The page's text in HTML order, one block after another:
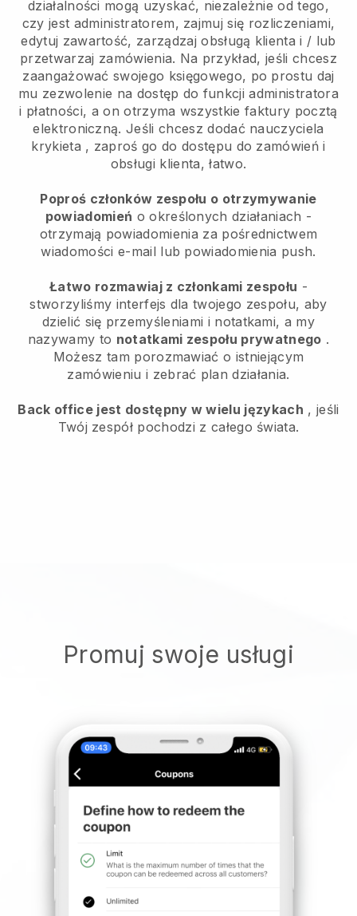
działalności mogą uzyskać, niezależnie od tego,
czy jest administratorem, zajmuj się rozliczeniami,
edytuj zawartość, zarządzaj obsługą klienta i / lub
przetwarzaj zamówienia. Na przykład, jeśli chcesz
zaangażować swojego księgowego, po prostu daj
mu zezwolenie na dostęp do funkcji administratora
i płatności, a on otrzyma wszystkie faktury pocztą
elektroniczną.Jeśli chcesz dodać nauczyciela
krykieta , zaproś go do dostępu do zamówień i
obsługi klienta, łatwo.
Poproś członków zespołu o otrzymywanie
powiadomień o określonych działaniach -
otrzymają powiadomienia za pośrednictwem
wiadomości e-mail lub powiadomienia push.
Łatwo rozmawiaj z członkami zespołu -
stworzyliśmy interfejs dla twojego zespołu, aby
dzielić się przemyśleniami i notatkami, a my
nazywamy to notatkami zespołu prywatnego .
Możesz tam porozmawiać o istniejącym
zamówieniu i zebrać plan działania.
Back office jest dostępny w wielu językach , jeśli
Twój zespół pochodzi z całego świata.
Promuj swoje usługi